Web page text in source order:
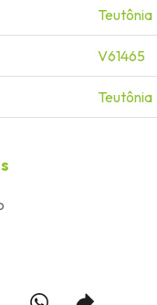
Teutônia
V61465
Teutônia